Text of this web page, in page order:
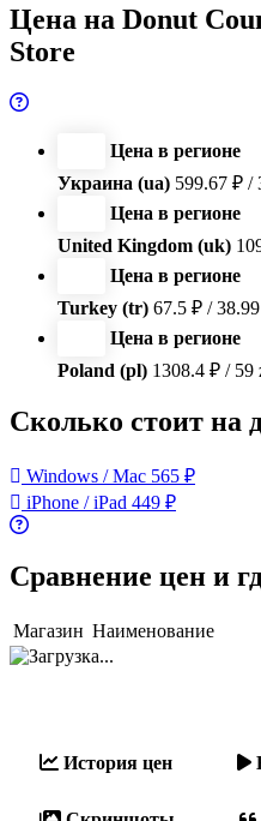
Цена на Donut
Store
Цена в регионе
Украина (ua) 599.67 ₽ /
Цена в регионе
United Kingdom (uk)
Цена в регионе
Turkey (tr) 67.5 ₽ /
Цена в регионе
Poland (pl) 1308.4 ₽ / 59
Сколько стоит на
Windows / Mac 565 ₽
iPhone / iPad 449 ₽
Сравнение цен и
Магазин Наименование
История цен